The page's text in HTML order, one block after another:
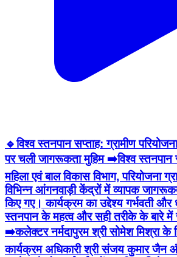
🔹विश्व स्तनपान सप्ताह: ग्रामीण
पर चली जागरूकता मुहिम ➡️विश्व
महिला एवं बाल विकास विभाग, परियोजना
विभिन्न आंगनवाड़ी केंद्रों में व्यापक
किए गए। कार्यक्रम का उद्देश्य गर्भवती और
स्तनपान के महत्व और सही तरीके के बारे में
➡️कलेक्टर नर्मदापुरम श्री सोमेश मिश्रा के
कार्यक्रम अधिकारी श्री संजय कुमार जैन